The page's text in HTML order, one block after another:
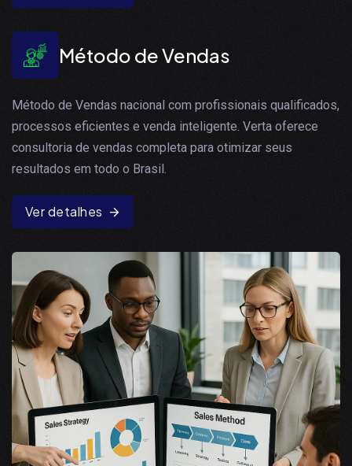
Método de Vendas
Método de Vendas nacional com profissionais qualificados,
processos eficientes e venda inteligente. Verta oferece
consultoria de vendas completa para otimizar seus
resultados em todo o Brasil.
Ver detalhes